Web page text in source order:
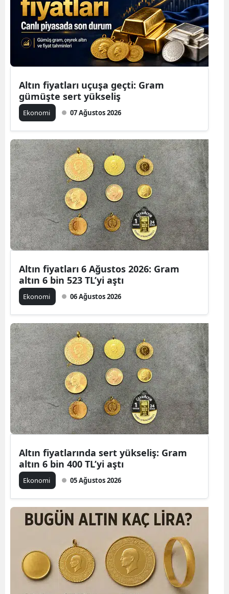
Altın fiyatları uçuşa geçti: Gram
gümüşte sert yükseliş
Ekonomi 07 Ağustos 2026
Altın fiyatları 6 Ağustos 2026: Gram
altın 6 bin 523 TL’yi aştı
Ekonomi 06 Ağustos 2026
Altın fiyatlarında sert yükseliş: Gram
altın 6 bin 400 TL’yi aştı
Ekonomi 05 Ağustos 2026